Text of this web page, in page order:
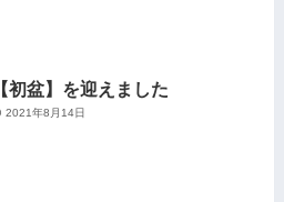
【初盆】を迎えました
2021年8月14日